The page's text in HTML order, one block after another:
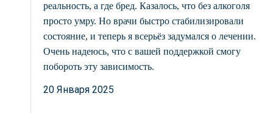
реальность, а где бред. Казалось, что без алкоголя
просто умру. Но врачи быстро стабилизировали
состояние, и теперь я всерьёз задумался о лечении.
Очень надеюсь, что с вашей поддержкой смогу
побороть эту зависимость.
20 Января 2025